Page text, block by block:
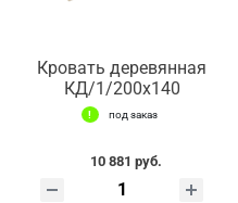
Кровать деревянная
КД/1/200х140
под заказ
10 881 руб.